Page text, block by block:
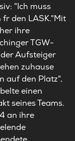
"Ich muss
den LASK."Mit
ihre
TGW-
Aufsteiger
zuhause
auf den Platz",
einen
seines Teams.
an ihre